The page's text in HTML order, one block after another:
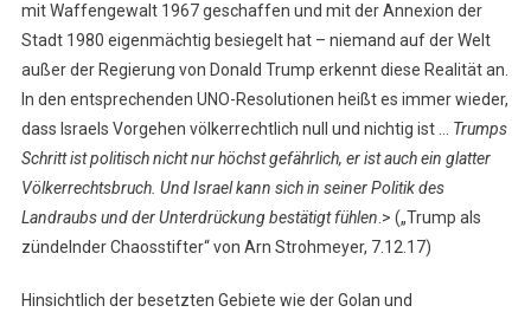
mit Waffengewalt 1967 geschaffen und mit der Annexion der
Stadt 1980 eigenmächtig besiegelt hat – niemand auf der Welt
außer der Regierung von Donald Trump erkennt diese Realität an.
In den entsprechenden UNO-Resolutionen heißt es immer wieder,
dass Israels Vorgehen völkerrechtlich null und nichtig ist … Trumps
Schritt ist politisch nicht nur höchst gefährlich, er ist auch ein glatter
Völkerrechtsbruch. Und Israel kann sich in seiner Politik des
Landraubs und der Unterdrückung bestätigt fühlen.> („Trump als
zündelnder Chaosstifter“ von Arn Strohmeyer, 7.12.17)
Hinsichtlich der besetzten Gebiete wie der Golan und